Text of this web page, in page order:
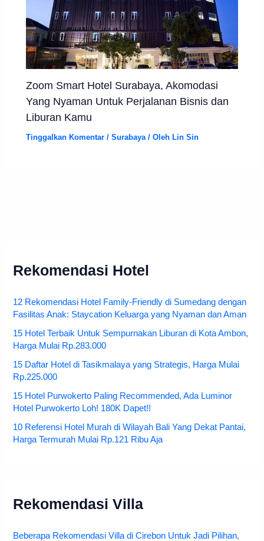
Zoom Smart Hotel Surabaya, Akomodasi
Yang Nyaman Untuk Perjalanan Bisnis dan
Liburan Kamu
Tinggalkan Komentar /Surabaya/ Oleh Lin Sin
Rekomendasi Hotel
12 Rekomendasi Hotel Family-Friendly di Sumedang dengan
Fasilitas Anak: Staycation Keluarga yang Nyaman dan Aman
15 Hotel Terbaik Untuk Sempurnakan Liburan di Kota Ambon,
Harga Mulai Rp.283.000
15 Daftar Hotel di Tasikmalaya yang Strategis, Harga Mulai
Rp.225.000
15 Hotel Purwokerto Paling Recommended, Ada Luminor
Hotel Purwokerto Loh! 180K Dapet!!
10 Referensi Hotel Murah di Wilayah Bali Yang Dekat Pantai,
Harga Termurah Mulai Rp.121 Ribu Aja
Rekomendasi Villa
Beberapa Rekomendasi Villa di Cirebon Untuk Jadi Pilihan,